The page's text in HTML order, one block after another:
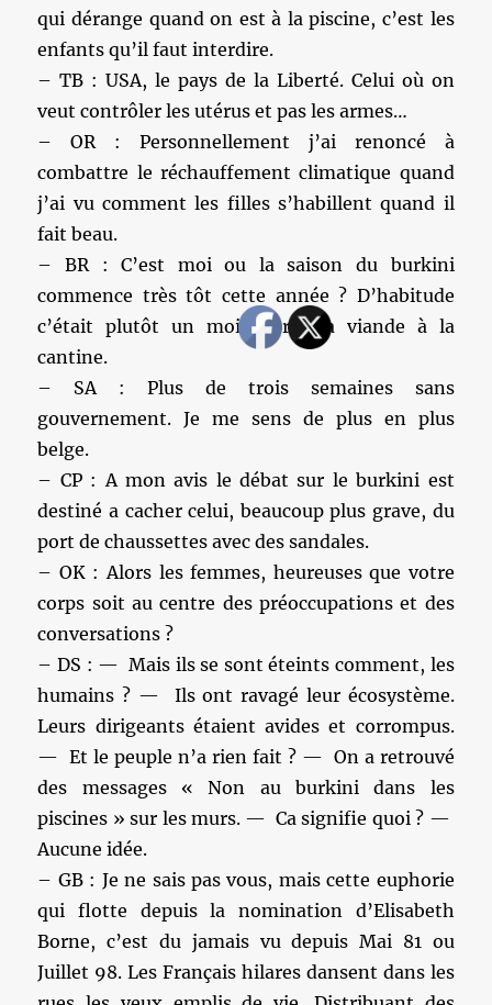
qui dérange quand on est à la piscine, c’est les
enfants qu’il faut interdire.
– TB : USA, le pays de la Liberté. Celui où on
veut contrôler les utérus et pas les armes…
– OR : Personnellement j’ai renoncé à
combattre le réchauffement climatique quand
j’ai vu comment les filles s’habillent quand il
fait beau.
– BR : C’est moi ou la saison du burkini
commence très tôt cette année ? D’habitude
c’était plutôt un mois après la viande à la
cantine.
– SA : Plus de trois semaines sans
gouvernement. Je me sens de plus en plus
belge.
– CP : A mon avis le débat sur le burkini est
destiné a cacher celui, beaucoup plus grave, du
port de chaussettes avec des sandales.
– OK : Alors les femmes, heureuses que votre
corps soit au centre des préoccupations et des
conversations ?
– DS : — Mais ils se sont éteints comment, les
humains ? — Ils ont ravagé leur écosystème.
Leurs dirigeants étaient avides et corrompus.
— Et le peuple n’a rien fait ? — On a retrouvé
des messages « Non au burkini dans les
piscines » sur les murs. — Ca signifie quoi ? —
Aucune idée.
– GB : Je ne sais pas vous, mais cette euphorie
qui flotte depuis la nomination d’Elisabeth
Borne, c’est du jamais vu depuis Mai 81 ou
Juillet 98. Les Français hilares dansent dans les